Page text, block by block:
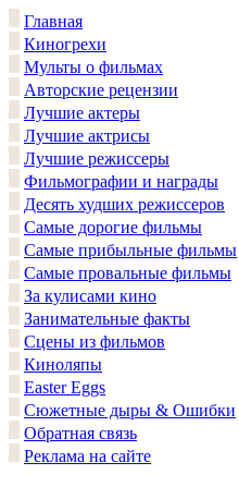
Главная
Киногрехи
Мульты о фильмах
Авторские рецензии
Лучшие актеры
Лучшие актрисы
Лучшие режиссеры
Фильмографии и награды
Десять худших режиссеров
Самые дорогие фильмы
Самые прибыльные фильмы
Самые провальные фильмы
За кулисами кино
Занимательные факты
Сцены из фильмов
Киноляпы
Easter Eggs
Сюжетные дыры & Ошибки
Обратная связь
Реклама на сайте